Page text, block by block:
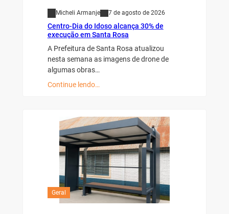
Micheli Armanje 7 de agosto de 2026
Centro-Dia do Idoso alcança 30% de
execução em Santa Rosa
A Prefeitura de Santa Rosa atualizou
nesta semana as imagens de drone de
algumas obras…
Continue lendo…
Geral